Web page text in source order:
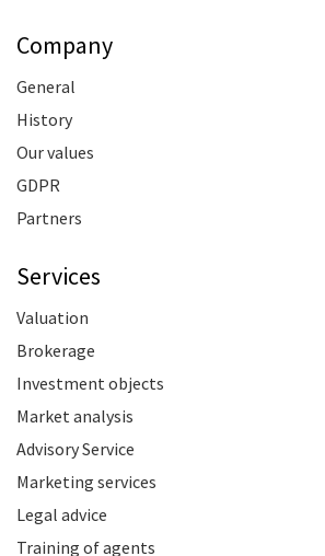
Company
General
History
Our values
GDPR
Partners
Services
Valuation
Brokerage
Investment objects
Market analysis
Advisory Service
Marketing services
Legal advice
Training of agents